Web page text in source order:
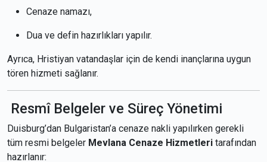
Cenaze namazı,
Dua ve defin hazırlıkları yapılır.
Ayrıca, Hristiyan vatandaşlar için de kendi inançlarına uygun
tören hizmeti sağlanır.
Resmî Belgeler ve Süreç Yönetimi
Duisburg’dan Bulgaristan’a cenaze nakli yapılırken gerekli
tüm resmi belgeler Mevlana Cenaze Hizmetleri tarafından
hazırlanır: